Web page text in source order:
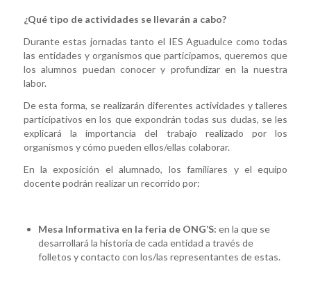
¿Qué tipo de actividades se llevarán a cabo?
Durante estas jornadas tanto el IES Aguadulce como todas
las entidades y organismos que participamos, queremos que
los alumnos puedan conocer y profundizar en la nuestra
labor.
De esta forma, se realizarán diferentes actividades y talleres
participativos en los que expondrán todas sus dudas, se les
explicará la importancia del trabajo realizado por los
organismos y cómo pueden ellos/ellas colaborar.
En la exposición el alumnado, los familiares y el equipo
docente podrán realizar un recorrido por:
Mesa Informativa en la feria de ONG’S: en la que se
desarrollará la historia de cada entidad a través de
folletos y contacto con los/las representantes de estas.